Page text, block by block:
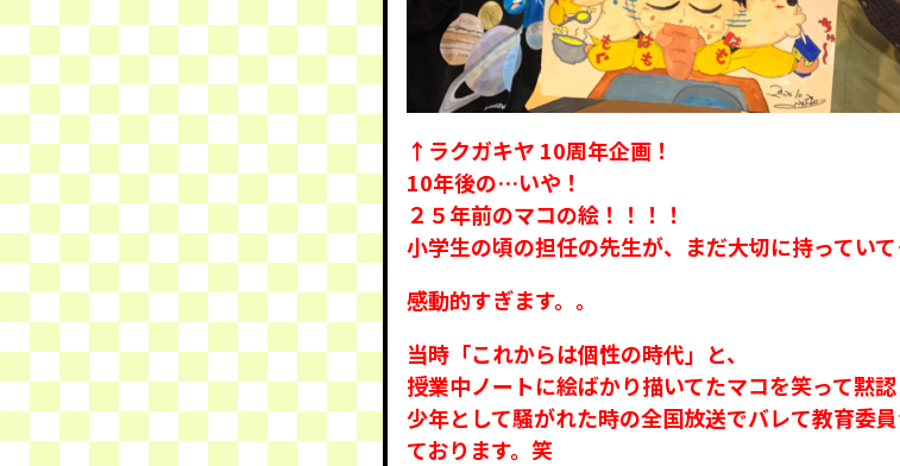
↑ラクガキヤ 10周年企画！
10年後の…いや！
２５年前のマコの絵！！！！
小学生の頃の担任の先生が、まだ大切に持ってい
感動的すぎます。。
当時「これからは個性の時代」と、
授業中ノートに絵ばかり描いてたマコを笑って黙
少年として騒がれた時の全国放送でバレて教育委
ております。笑